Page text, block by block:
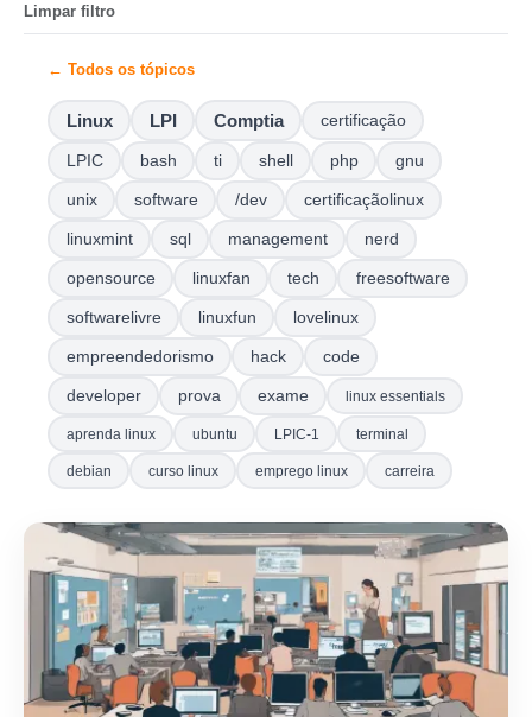
Limpar filtro
← Todos os tópicos
Linux LPI Comptia certificação
LPIC bash ti shell php gnu
unix software /dev certificaçãolinux
linuxmint sql management nerd
opensource linuxfan tech freesoftware
softwarelivre linuxfun lovelinux
empreendedorismo hack code
developer prova exame linux essentials
aprenda linux ubuntu LPIC-1 terminal
debian curso linux emprego linux carreira